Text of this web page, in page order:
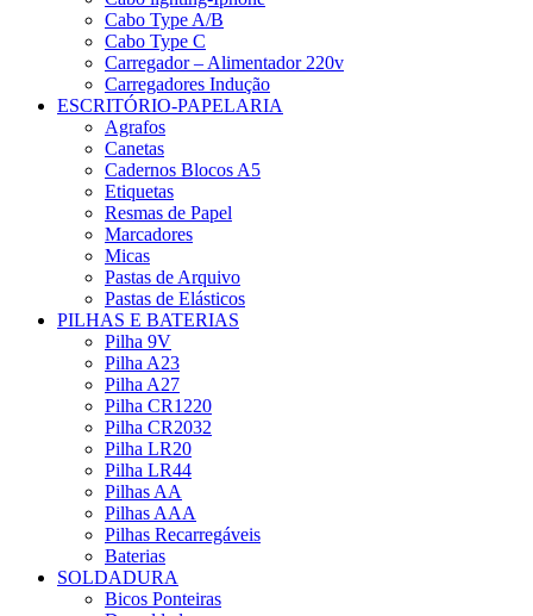
Cabo Type A/B
Cabo Type C
Carregador – Alimentador 220v
Carregadores Indução
ESCRITÓRIO-PAPELARIA
Agrafos
Canetas
Cadernos Blocos A5
Etiquetas
Resmas de Papel
Marcadores
Micas
Pastas de Arquivo
Pastas de Elásticos
PILHAS E BATERIAS
Pilha 9V
Pilha A23
Pilha A27
Pilha CR1220
Pilha CR2032
Pilha LR20
Pilha LR44
Pilhas AA
Pilhas AAA
Pilhas Recarregáveis
Baterias
SOLDADURA
Bicos Ponteiras